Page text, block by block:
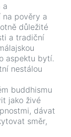
a
na pověry a
důležité
a tradiční
aspektu bytí.
nestálou
buddhismu
jako živé
dávat
směr,